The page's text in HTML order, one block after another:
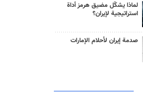
لماذا يشكّل مضيق هرمز أداة
استراتيجية لإيران؟
صدمة إيران لأحلام الإمارات